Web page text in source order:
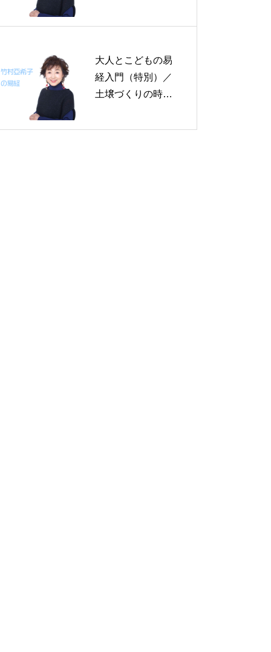
の易経一日一言／
阜、一般参加OK！
な易経講演のお知
らせ
大人とこどもの易
経入門（特別）／
土壌づくりの時代
恩返しを／危ぶむ